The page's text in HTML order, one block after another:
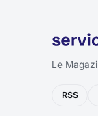
Le
RSS